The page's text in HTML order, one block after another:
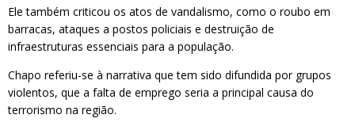
Ele também criticou os atos de vandalismo, como o roubo em
barracas, ataques a postos policiais e destruição de
infraestruturas essenciais para a população.
Chapo referiu-se à narrativa que tem sido difundida por grupos
violentos, que a falta de emprego seria a principal causa do
terrorismo na região.